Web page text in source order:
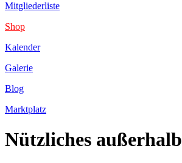
Mitgliederliste
Shop
Kalender
Galerie
Blog
Marktplatz
Nützliches außerhalb